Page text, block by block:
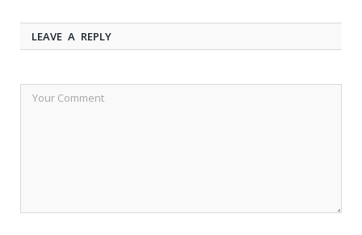
LEAVE A REPLY